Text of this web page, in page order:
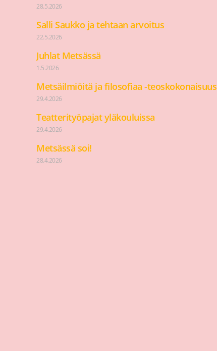
28.5.2026
Salli Saukko ja tehtaan arvoitus
22.5.2026
Juhlat Metsässä
1.5.2026
Metsäilmiöitä ja filosofiaa -teoskokonaisuus
29.4.2026
Teatterityöpajat yläkouluissa
29.4.2026
Metsässä soi!
28.4.2026